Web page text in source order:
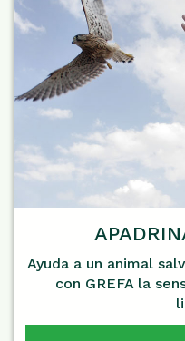
Ayuda a un animal
con GREFA la